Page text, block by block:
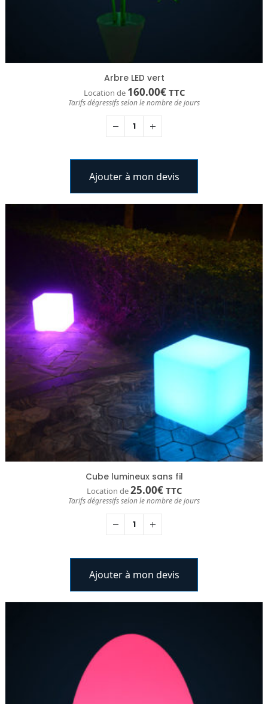
Arbre LED vert
Location de 160.00€ TTC
Tarifs dégressifs selon le nombre de jours
Ajouter à mon devis
Cube lumineux sans fil
Location de25.00€ TTC
Tarifs dégressifs selon le nombre de jours
Ajouter à mon devis